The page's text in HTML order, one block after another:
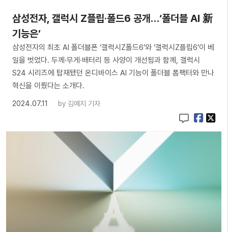
삼성전자, 갤럭시 Z플립·폴드6 공개…‘폴더블 AI 新
기능은’
삼성전자의 최초 AI 폴더블폰 ‘갤럭시Z폴드6’와 ‘갤럭시Z플립6’이 베
일을 벗었다. 두께·무게·배터리 등 사양이 개선됨과 함께, 갤럭시
S24 시리즈에 탑재됐던 온디바이스 AI 기능이 폴더블 폼팩터와 만나
혁신을 이뤘다는 소개다.
2024.07.11
by 김예지 기자